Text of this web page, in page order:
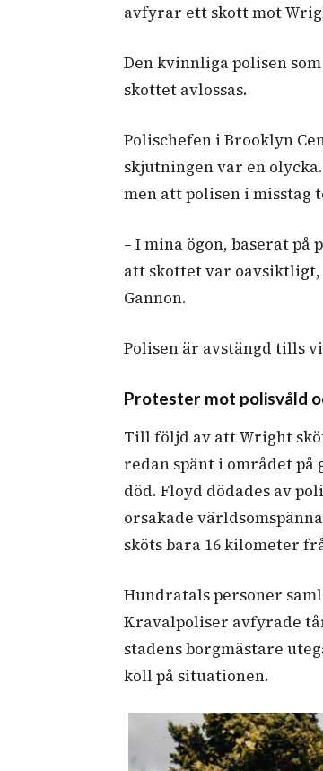
avfyrar ett skott mot
Den kvinnliga polisen
skottet avlossas.
Polischefen i Brooklyn
skjutningen var en
men att polisen i misstag
– I mina ögon, baserat
att skottet var
Gannon.
Polisen är avstängd tills
Protester mot polisvåld
Till följd av att Wright
redan spänt i området
död. Floyd dödades av
orsakade
sköts bara 16 kilometer
Hundratals personer
Kravalpoliser avfyrade
stadens borgmästare
koll på situationen.